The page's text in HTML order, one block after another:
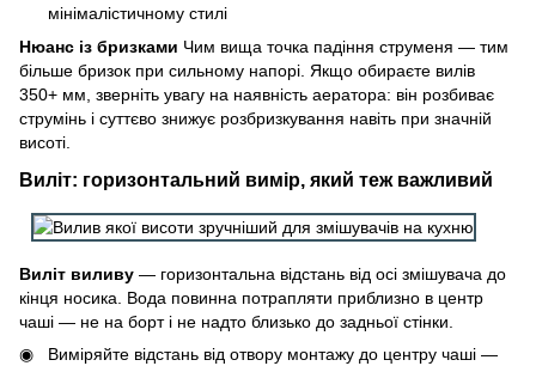
мінімалістичному стилі
Нюанс із бризками Чим вища точка падіння струменя — тим
більше бризок при сильному напорі. Якщо обираєте вилів
350+ мм, зверніть увагу на наявність аератора: він розбиває
струмінь і суттєво знижує розбризкування навіть при значній
висоті.
Виліт: горизонтальний вимір, який теж важливий
Виліт виливу — горизонтальна відстань від осі змішувача до
кінця носика. Вода повинна потрапляти приблизно в центр
чаші — не на борт і не надто близько до задньої стінки.
Виміряйте відстань від отвору монтажу до центру чаші —